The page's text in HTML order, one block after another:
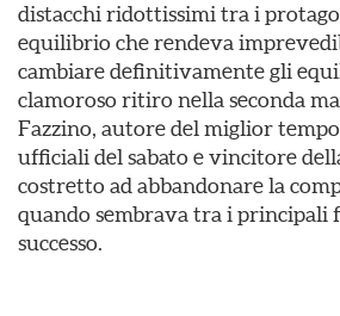
distacchi ridottissimi tra i
equilibrio che rendeva
cambiare definitivamente gli
clamoroso ritiro nella seconda
Fazzino, autore del miglior
ufficiali del sabato e vincitore
costretto ad abbandonare la
quando sembrava tra i
successo.